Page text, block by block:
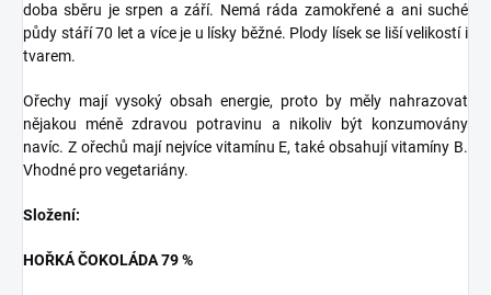
doba sběru je srpen a září. Nemá ráda zamokřené a ani suché
půdy stáří 70 let a více je u lísky běžné. Plody lísek se liší velikostí i
tvarem.
Ořechy mají vysoký obsah energie, proto by měly nahrazovat
nějakou méně zdravou potravinu a nikoliv být konzumovány
navíc. Z ořechů mají nejvíce vitamínu E, také obsahují vitamíny B.
Vhodné pro vegetariány.
Složení:
HOŘKÁ ČOKOLÁDA 79 %